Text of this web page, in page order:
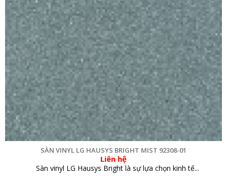
SÀN VINYL LG HAUSYS BRIGHT MIST 92308-01
Liên hệ
Sàn vinyl LG Hausys Bright là sự lựa chọn kinh tế...